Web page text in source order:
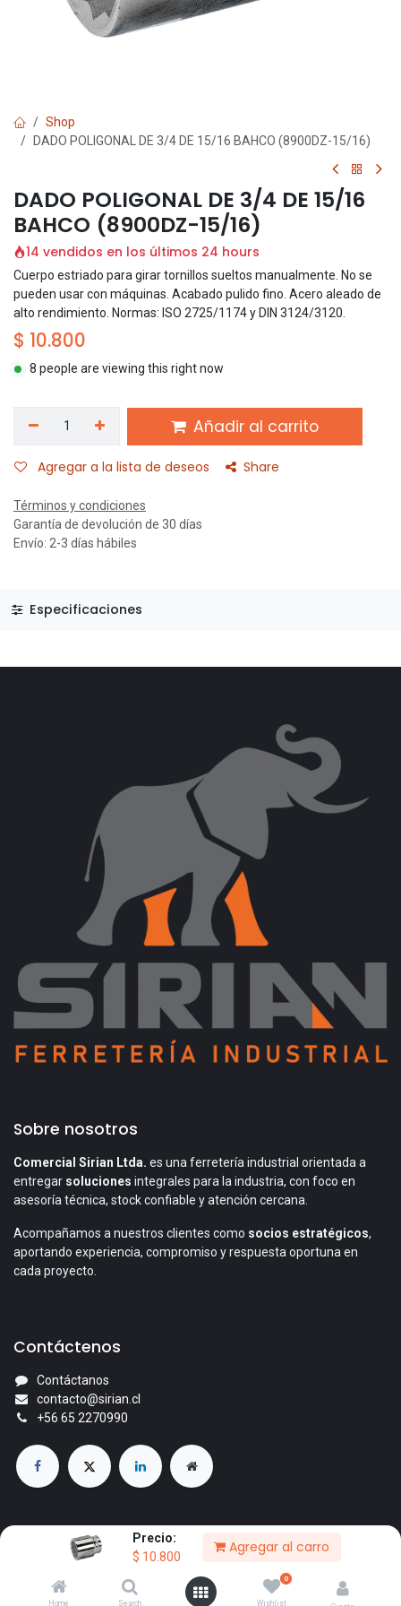
Precio:
$ 10.800
Agregar al carro
Home Search
0
Wishlist
Shop
DADO POLIGONAL DE 3/4 DE 15/16 BAHCO (8900DZ-15/16)
DADO POLIGONAL DE 3/4 DE 15/16
BAHCO (8900DZ-15/16)
14 vendidos en los últimos 24 hours
Cuerpo estriado para girar tornillos sueltos manualmente. No se
pueden usar con máquinas. Acabado pulido fino. Acero aleado de
alto rendimiento. Normas: ISO 2725/1174 y DIN 3124/3120.
$ 10.800
8 people are viewing this right now
Añadir al carrito
Agregar a la lista de deseos Share
Términos y condiciones
Garantía de devolución de 30 días
Envío: 2-3 días hábiles
Especificaciones
Sobre nosotros
Comercial Sirian Ltda. es una ferretería industrial orientada a
entregar soluciones integrales para la industria, con foco en
asesoría técnica, stock confiable y atención cercana.
Acompañamos a nuestros clientes como socios estratégicos,
aportando experiencia, compromiso y respuesta oportuna en
cada proyecto.
Contáctenos
Contáctanos
contacto@sirian.cl
+56 65 2270990
© 2026 Comercial Sirian Ltda. Todos los derechos reservados.
Comercio electrónico de
código abierto